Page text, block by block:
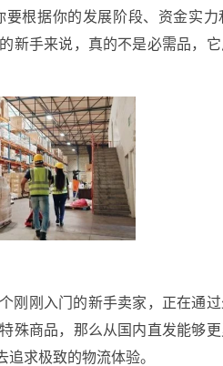
根据你的发展阶段、资金实
新手来说，真的不是必需品，
刚刚入门的新手卖家，正在通
殊商品，那么从国内直发能够
求极致的物流体验。